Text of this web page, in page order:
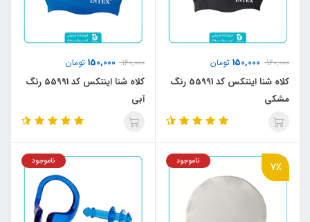
160,000
150,000 تومان
کلاه شنا اینتکس کد 55991 رنگ
مشکی
160,000
150,000 تومان
کلاه شنا اینتکس کد 55991 رنگ
آبی
7٪ ناموجود ناموجود